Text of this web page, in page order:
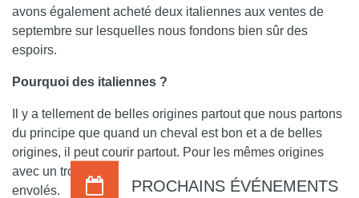
avons également acheté deux italiennes aux ventes de
septembre sur lesquelles nous fondons bien sûr des
espoirs.
Pourquoi des italiennes ?
Il y a tellement de belles origines partout que nous partons
du principe que quand un cheval est bon et a de belles
origines, il peut courir partout. Pour les mêmes origines
avec un trotteur français, les prix se seraient encore plus
envolés.
PROCHAINS ÉVÉNEMENTS